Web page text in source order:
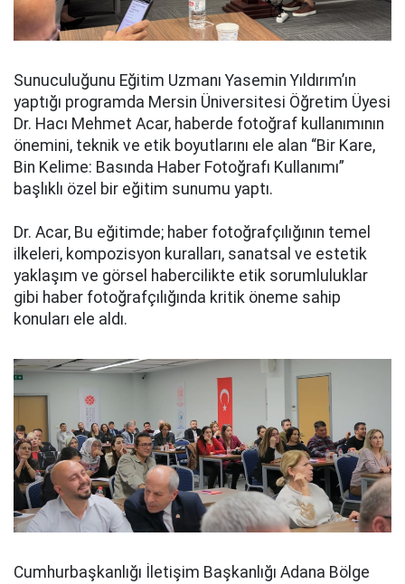
Sunuculuğunu Eğitim Uzmanı Yasemin Yıldırım’ın
yaptığı programda Mersin Üniversitesi Öğretim Üyesi
Dr. Hacı Mehmet Acar, haberde fotoğraf kullanımının
önemini, teknik ve etik boyutlarını ele alan “Bir Kare,
Bin Kelime: Basında Haber Fotoğrafı Kullanımı”
başlıklı özel bir eğitim sunumu yaptı.
Dr. Acar, Bu eğitimde; haber fotoğrafçılığının temel
ilkeleri, kompozisyon kuralları, sanatsal ve estetik
yaklaşım ve görsel habercilikte etik sorumluluklar
gibi haber fotoğrafçılığında kritik öneme sahip
konuları ele aldı.
Cumhurbaşkanlığı İletişim Başkanlığı Adana Bölge